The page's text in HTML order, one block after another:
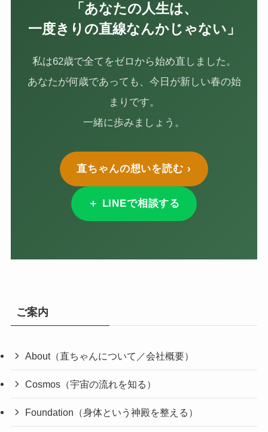
「あなたの人生は、
一度きりの直線なんかじゃない」
私は62歳で全てをゼロから始め直しました。
あなたが何歳であっても、今日が新しい春の始
まりです。
一緒に歩みましょう。
直ちゃんの想いを読む ›
＋ LINEで相談する
ご案内
About（直ちゃんについて／会社概要）
Cosmos（宇宙の流れを知る）
Foundation（身体という神殿を整える）